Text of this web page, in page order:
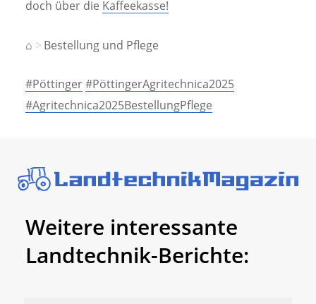
doch über die Kaffeekasse!
⌂ Bestellung und Pflege
#Pöttinger#PöttingerAgritechnica2025
#Agritechnica2025BestellungPflege
Weitere interessante
Landtechnik-Berichte: